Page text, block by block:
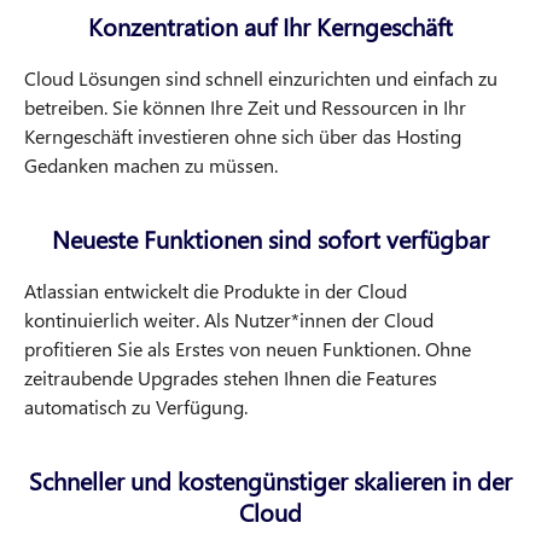
Konzentration auf Ihr Kerngeschäft
Cloud Lösungen sind schnell einzurichten und einfach zu
betreiben. Sie können Ihre Zeit und Ressourcen in Ihr
Kerngeschäft investieren ohne sich über das Hosting
Gedanken machen zu müssen.
Neueste Funktionen sind sofort verfügbar
Atlassian entwickelt die Produkte in der Cloud
kontinuierlich weiter. Als Nutzer*innen der Cloud
profitieren Sie als Erstes von neuen Funktionen. Ohne
zeitraubende Upgrades stehen Ihnen die Features
automatisch zu Verfügung.
Schneller und kostengünstiger skalieren in der
Cloud